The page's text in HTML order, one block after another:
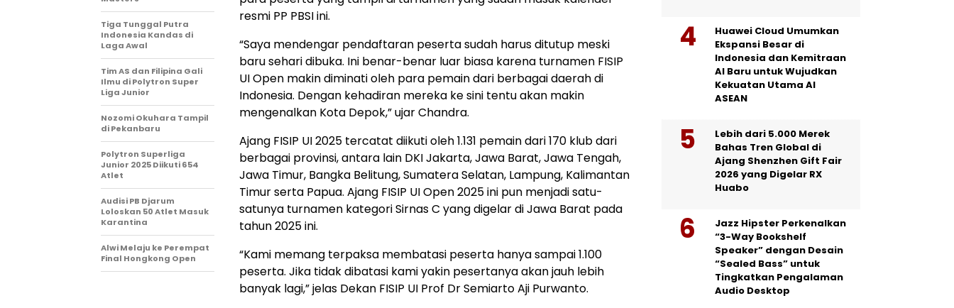
resmi PP PBSI ini.
“Saya mendengar pendaftaran peserta sudah harus ditutup meski
baru sehari dibuka. Ini benar-benar luar biasa karena turnamen FISIP
UI Open makin diminati oleh para pemain dari berbagai daerah di
Indonesia. Dengan kehadiran mereka ke sini tentu akan makin
mengenalkan Kota Depok,” ujar Chandra.
Ajang FISIP UI 2025 tercatat diikuti oleh 1.131 pemain dari 170 klub dari
berbagai provinsi, antara lain DKI Jakarta, Jawa Barat, Jawa Tengah,
Jawa Timur, Bangka Belitung, Sumatera Selatan, Lampung, Kalimantan
Timur serta Papua. Ajang FISIP UI Open 2025 ini pun menjadi satu-
satunya turnamen kategori Sirnas C yang digelar di Jawa Barat pada
tahun 2025 ini.
“Kami memang terpaksa membatasi peserta hanya sampai 1.100
peserta. Jika tidak dibatasi kami yakin pesertanya akan jauh lebih
banyak lagi,” jelas Dekan FISIP UI Prof Dr Semiarto Aji Purwanto.
Tiga Tunggal Putra
Indonesia Kandas di
Laga Awal
Tim AS dan Filipina Gali
Ilmu di Polytron Super
Liga Junior
Nozomi Okuhara Tampil
di Pekanbaru
Polytron Superliga
Junior 2025 Diikuti 654
Atlet
Audisi PB Djarum
Loloskan 50 Atlet Masuk
Karantina
Alwi Melaju ke Perempat
Final Hongkong Open
Huawei Cloud Umumkan
Ekspansi Besar di
Indonesia dan Kemitraan
AI Baru untuk Wujudkan
Kekuatan Utama AI
ASEAN
Lebih dari 5.000 Merek
Bahas Tren Global di
Ajang Shenzhen Gift Fair
2026 yang Digelar RX
Huabo
Jazz Hipster Perkenalkan
“3-Way Bookshelf
Speaker” dengan Desain
“Sealed Bass” untuk
Tingkatkan Pengalaman
Audio Desktop